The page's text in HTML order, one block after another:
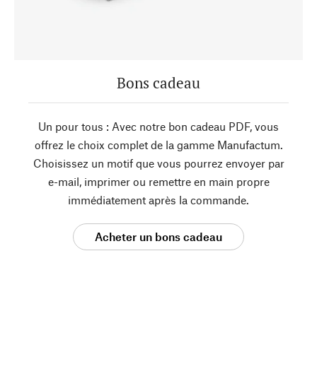
Bons cadeau
Un pour tous : Avec notre bon cadeau PDF, vous
offrez le choix complet de la gamme Manufactum.
Choisissez un motif que vous pourrez envoyer par
e-mail, imprimer ou remettre en main propre
immédiatement après la commande.
Acheter un bons cadeau